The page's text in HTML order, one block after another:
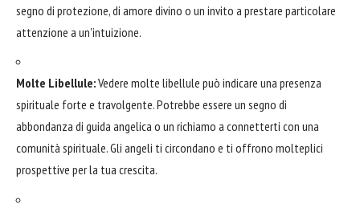
segno di protezione, di amore divino o un invito a prestare particolare
attenzione a un'intuizione.
Molte Libellule:Vedere molte libellule può indicare una presenza
spirituale forte e travolgente. Potrebbe essere un segno di
abbondanza di guida angelica o un richiamo a connetterti con una
comunità spirituale. Gli angeli ti circondano e ti offrono molteplici
prospettive per la tua crescita.